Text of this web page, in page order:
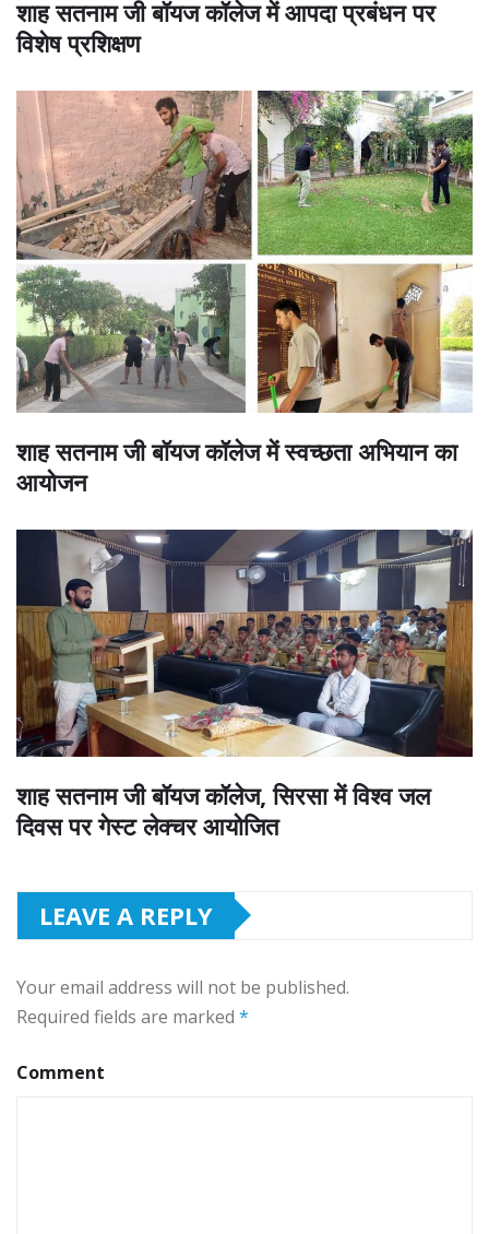
शाह सतनाम जी बॉयज कॉलेज में आपदा प्रबंधन पर
विशेष प्रशिक्षण
शाह सतनाम जी बॉयज कॉलेज में स्वच्छता अभियान का
आयोजन
शाह सतनाम जी बॉयज कॉलेज, सिरसा में विश्व जल
दिवस पर गेस्ट लेक्चर आयोजित
LEAVE A REPLY
Your email address will not be published.
Required fields are marked *
Comment